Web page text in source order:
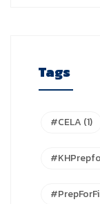
Tags
#CELA (1)